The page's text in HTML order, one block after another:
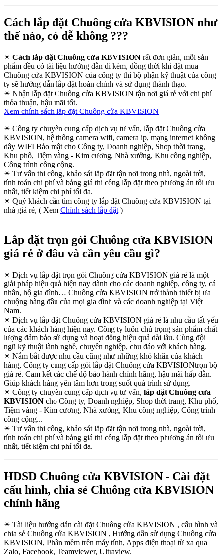
Cách lắp đặt Chuông cửa KBVISION như
thế nào, có dễ không ???
✴ Cách lắp đặt Chuông cửa KBVISION rất đơn giản, mỗi sản
phẩm đều có tài liệu hướng dẫn đi kèm, đồng thời khi đặt mua
Chuông cửa KBVISION của công ty thì bộ phận kỹ thuật của công
ty sẽ hướng dẫn lắp đặt hoàn chỉnh và sử dụng thành thạo.
✴ Nhận lắp đặt Chuông cửa KBVISION tận nơi giá rẻ với chi phí
thỏa thuận, hậu mãi tốt.
Xem chính sách lắp đặt Chuông cửa KBVISION
✴ Công ty chuyên cung cấp dịch vụ tư vấn, lắp đặt Chuông cửa
KBVISION, hệ thống camera wifi, camera ip, mạng internet không
dây WIFI Bảo mật cho Công ty, Doanh nghiệp, Shop thời trang,
Khu phố, Tiệm vàng - Kim cương, Nhà xưởng, Khu công nghiệp,
Công trình công cộng.
✴ Tư vấn thi công, khảo sát lắp đặt tận nơi trong nhà, ngoài trời,
tính toán chi phí và bảng giá thi công lắp đặt theo phương án tối ưu
nhất, tiết kiệm chi phí tối đa.
✴ Quý khách cần tìm công ty lắp đặt Chuông cửa KBVISION tại
nhà giá rẻ, ( Xem Chính sách lắp đặt )
Lắp đặt trọn gói Chuông cửa KBVISION
giá rẻ ở đâu và cần yêu cầu gì?
✴ Dịch vụ lắp đặt trọn gói Chuông cửa KBVISION giá rẻ là một
giải pháp hiệu quả hiện nay dành cho các doanh nghiệp, công ty, cá
nhân, hộ gia đình… Chuông cửa KBVISION trở thành thiết bị ưa
chuộng hàng đầu của mọi gia đình và các doanh nghiệp tại Việt
Nam.
✴ Dịch vụ lắp đặt Chuông cửa KBVISION giá rẻ là nhu cầu tất yếu
của các khách hàng hiện nay. Công ty luôn chú trọng sản phẩm chất
lượng đảm bảo sử dụng và hoạt động hiệu quả dài lâu. Cùng đội
ngũ kỹ thuật lành nghề, chuyên nghiệp, chu đáo với khách hàng.
✴ Nắm bắt được nhu cầu cũng như những khó khăn của khách
hàng, Công ty cung cấp gói lắp đặt Chuông cửa KBVISIONtrọn bộ
giá rẻ. Cam kết các chế độ bảo hành chính hãng, hậu mãi hấp dẫn.
Giúp khách hàng yên tâm hơn trong suốt quá trình sử dụng.
✴ Công ty chuyên cung cấp dịch vụ tư vấn, lắp đặt Chuông cửa
KBVISION cho Công ty, Doanh nghiệp, Shop thời trang, Khu phố,
Tiệm vàng - Kim cương, Nhà xưởng, Khu công nghiệp, Công trình
công cộng...
✴ Tư vấn thi công, khảo sát lắp đặt tận nơi trong nhà, ngoài trời,
tính toán chi phí và bảng giá thi công lắp đặt theo phương án tối ưu
nhất, tiết kiệm chi phí tối đa.
HDSD Chuông cửa KBVISION - Cài đặt
cấu hình, chia sẻ Chuông cửa KBVISION
chính hãng
✴ Tài liệu hướng dẫn cài đặt Chuông cửa KBVISION , cấu hình và
chia sẻ Chuông cửa KBVISION , Hướng dẫn sử dụng Chuông cửa
KBVISION, Phần mềm trên máy tính, Apps điện thoại từ xa qua
Zalo, Facebook, Teamviewer, Ultraview.